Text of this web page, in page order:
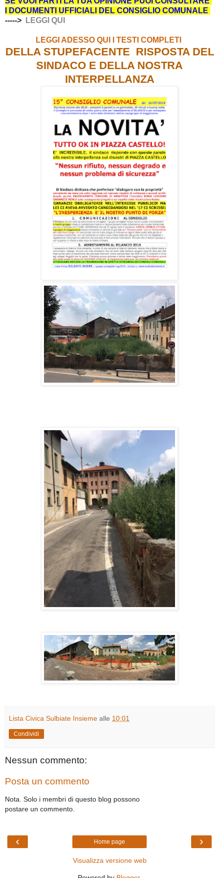
I DOCUMENTI UFFICIALI DEL CONSIGLIO COMUNALE
----->
LEGGI QUI
LEGGI ADESSO QUI I TESTI COMPLETI
DELLA STUPEFACENTE RISPOSTA DEL
SINDACO E DELLA NOSTRA
INTERPELLANZA
Lista Civica Sulbiate Insieme alle 10:01
Condividi
Nessun commento:
Posta un commento
Nota. Solo i membri di questo blog possono
postare un commento.
‹ ›
Home page
Visualizza versione web